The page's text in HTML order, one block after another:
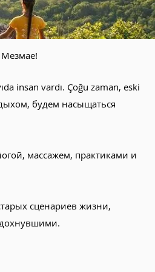
Мезмае!
insan vardı. Çoğu zaman, eski
будем насыщаться
массажем, практиками и
сценариев жизни,